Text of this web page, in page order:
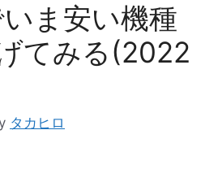
ま安い機種
てみる(2022
タカヒロ